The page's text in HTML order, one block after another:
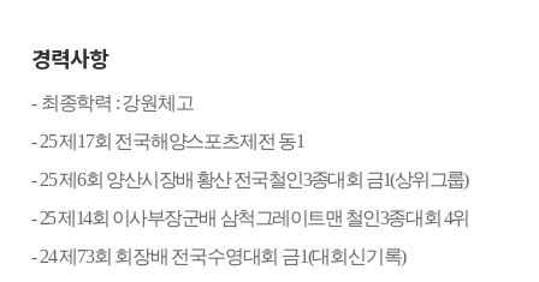
경력사항
- 최종학력 :강원체고
- 25제 17회 전국해양스포츠제전 동1
- 25제 6회 양산시장배 황산 전국철인 3종대회 금1(상위그룹)
- 25제 14회 이사부장군배 삼척그레이트맨 철인 3종대회 4위
- 24제 73회 회장배 전국수영대회 금1(대회신기록)